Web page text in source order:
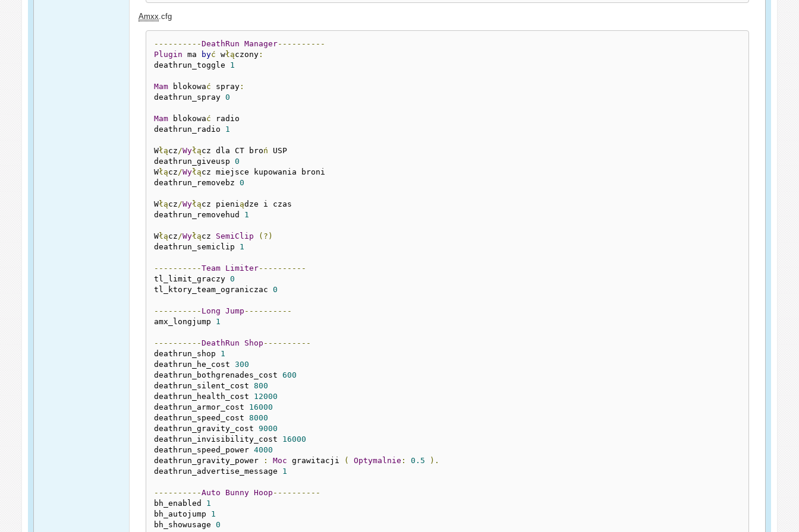
Amxx .cfg
----------DeathRun Manager----------
Plugin ma być włączony :
deathrun_toggle 1
Mam blokować spray :
deathrun_spray 0
Mam blokować radio
deathrun_radio 1
Włącz /Wyłącz dla CT broń USP
deathrun_giveusp 0
Włącz /Wyłącz miejsce kupowania broni
deathrun_removebz 0
Włącz /Wyłącz pieni ądze i czas
deathrun_removehud 1
Włącz /Wyłącz SemiClip
(?)
deathrun_semiclip 1
----------Team Limiter----------
tl_limit_graczy 0
tl_ktory_team_ograniczac 0
---------- Long Jump ----------
amx_longjump 1
----------DeathRun Shop ----------
deathrun_shop 1
deathrun_he_cost 300
deathrun_bothgrenades_cost 600
deathrun_silent_cost 800
deathrun_health_cost 12000
deathrun_armor_cost 16000
deathrun_speed_cost 8000
deathrun_gravity_cost 9000
deathrun_invisibility_cost 16000
deathrun_speed_power 4000
deathrun_gravity_power
: Moc grawitacji ( Optymalnie : 0.5
).
deathrun_advertise_message 1
----------Auto Bunny Hoop ----------
bh_enabled 1
bh_autojump 1
bh_showusage 0